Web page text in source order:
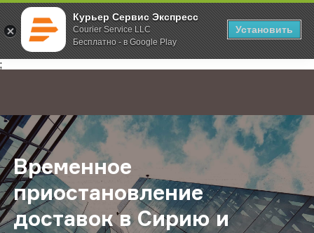
Курьер Сервис Экспресс
Courier Service LLC
Бесплатно - в Google Play
Установить
;
Главная О компании Новости Временное приостановление
Временное
приостановление
доставок в Сирию и